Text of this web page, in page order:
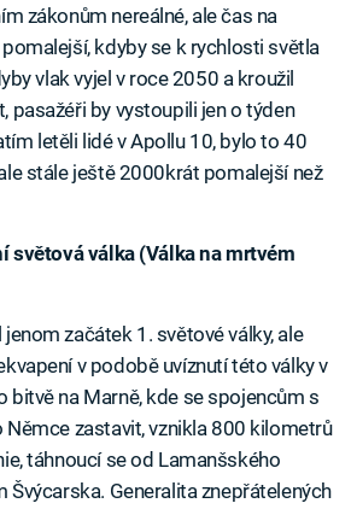
zákonům nereálné, ale čas na
kdyby se k rychlosti světla
vlak vyjel v roce 2050 a kroužil
pasažéři by vystoupili jen o týden
letěli lidé v Apollu 10, bylo to 40
stále ještě 2000krát pomalejší než
světová válka (Válka na mrtvém
začátek 1. světové války, ale
v podobě uvíznutí této války v
bitvě na Marně, kde se spojencům s
zastavit, vznikla 800 kilometrů
táhnoucí se od Lamanšského
Švýcarska. Generalita znepřátelených